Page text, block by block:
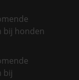
bij honden
bij